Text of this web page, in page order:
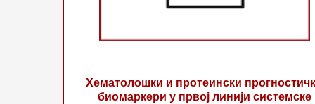
Хематолошки и протеински
биомаркери у првој линији системске